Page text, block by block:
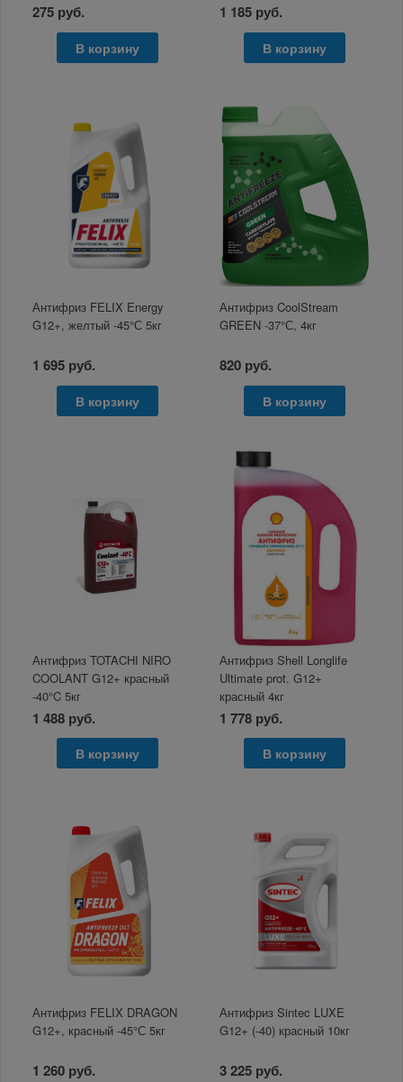
275 руб.
В корзину
1 185 руб.
В корзину
Антифриз FELIX Energy
G12+, желтый -45°С 5кг
1 695 руб.
В корзину
Антифриз CoolStream
GREEN -37°С, 4кг
820 руб.
В корзину
Антифриз TOTACHI NIRO
COOLANT G12+ красный
-40°C 5кг
1 488 руб.
В корзину
Антифриз Shell Longlife
Ultimate prot. G12+
красный 4кг
1 778 руб.
В корзину
Антифриз FELIX DRAGON
G12+, красный -45°С 5кг
1 260 руб.
Антифриз Sintec LUXE
G12+ (-40) красный 10кг
3 225 руб.